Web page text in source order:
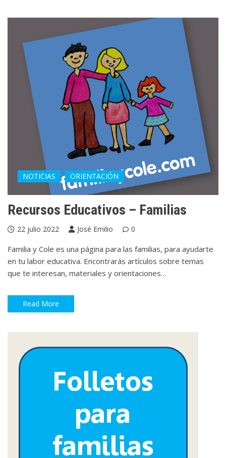
NOTICIAS ORIENTACIÓN
Recursos Educativos – Familias
22 julio 2022 José Emilio 0
Familia y Cole es una página para las familias, para ayudarte
en tu labor educativa. Encontrarás artículos sobre temas
que te interesan, materiales y orientaciones…
Read More